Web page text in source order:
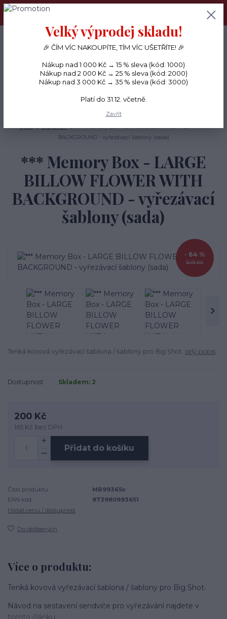
PŘÁNÍČKA a PAPÍROVÉ DÁRKY odesílám každý den, KREATIVNÍ
Menu
CZK
+420 734 380 930
(Po-Ne, 8-20 hod.)
BACKGROUND - vyřezávací šablony (sada)
*** Memory Box - LARGE
BILLOW FLOWER WITH
BACKGROUND - vyřezávací
šablony (sada)
549 Kč
- 64 %
Tenká kovová vyřezávací šablona / šablony pro Big Shot. celý popis
Dostupnost Skladem: 2
200 Kč
165 Kč bez DPH
Přidat do košíku
Číslo produktu:
MB99365x
EAN kód:
873980993651
Hlídat cenu / dostupnost
Do oblíbených
Více o produktu:
Tenká kovová vyřezávací šablona / šablony pro Big Shot.
Návod na sestavení sendviče pro vyřezávání najdete v
tomto článku.
Velký výprodej skladu!
🎉 ČÍM VÍC NAKOUPÍTE, TÍM VÍC UŠETŘÍTE! 🎉
Nákup nad 1 000 Kč → 15 % sleva (kód: 1000)
Nákup nad 2 000 Kč → 25 % sleva (kód: 2000)
Nákup nad 3 000 Kč → 35 % sleva (kód: 3000)
Platí do 31.12. včetně.
Zavřít